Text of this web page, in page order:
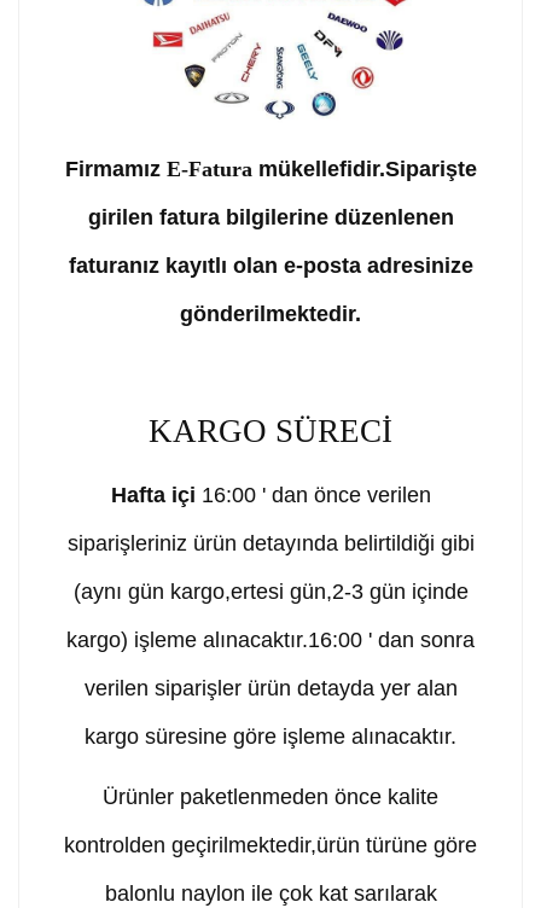
Firmamız E-Fatura mükellefidir.Siparişte
girilen fatura bilgilerine düzenlenen
faturanız kayıtlı olan e-posta adresinize
gönderilmektedir.
KARGO SÜRECİ
Hafta içi 16:00 ' dan önce verilen
siparişleriniz ürün detayında belirtildiği gibi
(aynı gün kargo,ertesi gün,2-3 gün içinde
kargo) işleme alınacaktır.16:00 ' dan sonra
verilen siparişler ürün detayda yer alan
kargo süresine göre işleme alınacaktır.
Ürünler paketlenmeden önce kalite
kontrolden geçirilmektedir,ürün türüne göre
balonlu naylon ile çok kat sarılarak